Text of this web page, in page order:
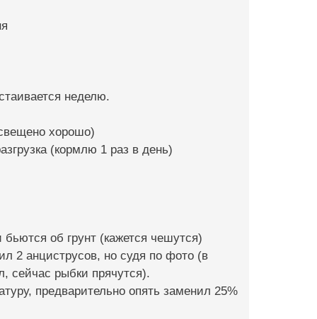
неделю.
хорошо)
(кормлю 1 раз в день)
об грунт (кажется чешутся)
2 анциструсов, но судя по фото (в
сейчас рыбки прячутся).
предварительно опять заменил 25%